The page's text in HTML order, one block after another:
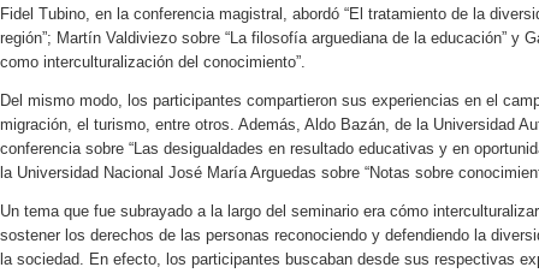
Fidel Tubino, en la conferencia magistral, abordó “El tratamiento de la
región”; Martín Valdiviezo sobre “La filosofía arguediana de la educación” y
como interculturalización del conocimiento”.
Del mismo modo, los participantes compartieron sus experiencias en el
migración, el turismo, entre otros. Además, Aldo Bazán, de la Universidad
conferencia sobre “Las desigualdades en resultado educativas y en
la Universidad Nacional José María Arguedas sobre “Notas sobre
Un tema que fue subrayado a la largo del seminario era cómo
sostener los derechos de las personas reconociendo y defendiendo la
la sociedad. En efecto, los participantes buscaban desde sus respectivas